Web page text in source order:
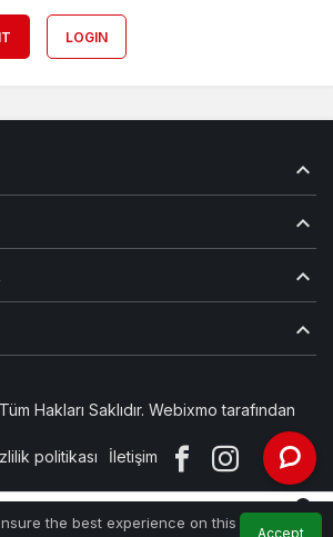
LOGIN
the best experience on this
Accept
Hakları Saklıdır. Webixmo tarafından
politikası İletişim